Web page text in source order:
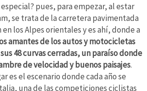
pues, para empezar, al estar
se trata de la carretera pavimentada
los Alpes orientales y es ahí, donde a
amantes de los autos y motocicletas
48 curvas cerradas, un paraíso donde
de velocidad y buenos paisajes.
es el escenario donde cada año se
una de las competiciones ciclistas